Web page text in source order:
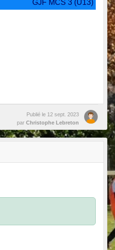
GJF MCS 3 (U13)
Publié le 12 sept. 2023
par Christophe Lebreton